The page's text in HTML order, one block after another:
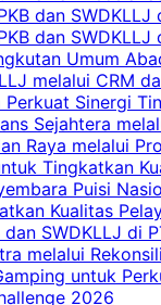
dan
dan
Umum
melalui CRM
Sinergi
Sejahtera
Raya melalui
Tingkatkan
Puisi
Kualitas
SWDKLLJ di
melalui
untuk
2026